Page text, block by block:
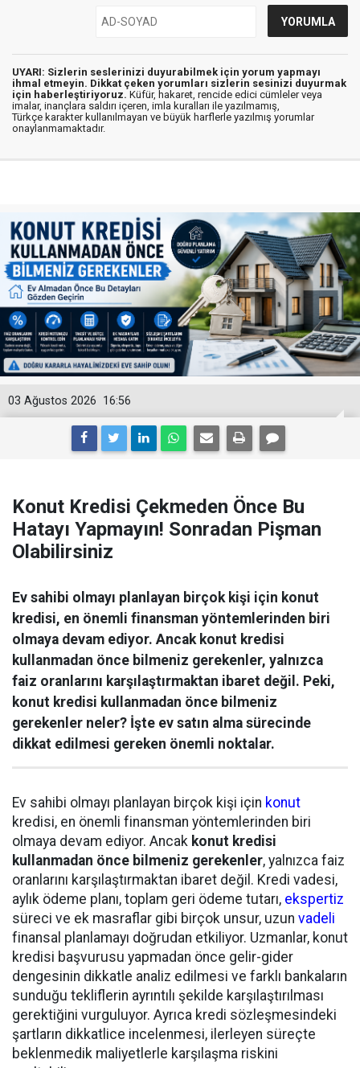
UYARI: Sizlerin seslerinizi duyurabilmek için yorum yapmayı
ihmal etmeyin. Dikkat çeken yorumları sizlerin sesinizi duyurmak
için haberleştiriyoruz. Küfür, hakaret, rencide edici cümleler veya
imalar, inançlara saldırı içeren, imla kuralları ile yazılmamış,
Türkçe karakter kullanılmayan ve büyük harflerle yazılmış yorumlar
onaylanmamaktadır.
16:56
03 Ağustos 2026
Konut Kredisi Çekmeden Önce Bu
Hatayı Yapmayın! Sonradan Pişman
Olabilirsiniz
Ev sahibi olmayı planlayan birçok kişi için konut
kredisi, en önemli finansman yöntemlerinden biri
olmaya devam ediyor. Ancak konut kredisi
kullanmadan önce bilmeniz gerekenler, yalnızca
faiz oranlarını karşılaştırmaktan ibaret değil. Peki,
konut kredisi kullanmadan önce bilmeniz
gerekenler neler? İşte ev satın alma sürecinde
dikkat edilmesi gereken önemli noktalar.
Ev sahibi olmayı planlayan birçok kişi için konut
kredisi, en önemli finansman yöntemlerinden biri
olmaya devam ediyor. Ancak konut kredisi
kullanmadan önce bilmeniz gerekenler, yalnızca faiz
oranlarını karşılaştırmaktan ibaret değil. Kredi vadesi,
aylık ödeme planı, toplam geri ödeme tutarı, ekspertiz
süreci ve ek masraflar gibi birçok unsur, uzun vadeli
finansal planlamayı doğrudan etkiliyor. Uzmanlar, konut
kredisi başvurusu yapmadan önce gelir-gider
dengesinin dikkatle analiz edilmesi ve farklı bankaların
sunduğu tekliflerin ayrıntılı şekilde karşılaştırılması
gerektiğini vurguluyor. Ayrıca kredi sözleşmesindeki
şartların dikkatlice incelenmesi, ilerleyen süreçte
beklenmedik maliyetlerle karşılaşma riskini